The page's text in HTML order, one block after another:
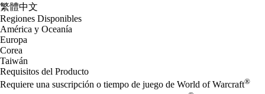
繁體中文
Regiones Disponibles
América y Oceanía
Europa
Corea
Taiwán
Requisitos del Producto
Requiere una suscripción o tiempo de juego de World of Warcraft®